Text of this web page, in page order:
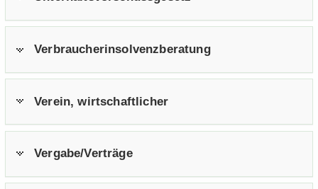
Ver­brau­cher­insol­venz­be­ra­tung
Ver­ein, wirt­schaft­li­cher
Ver­ga­be/Ver­trä­ge